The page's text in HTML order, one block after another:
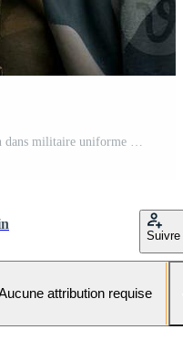
Suivre
attribution requise